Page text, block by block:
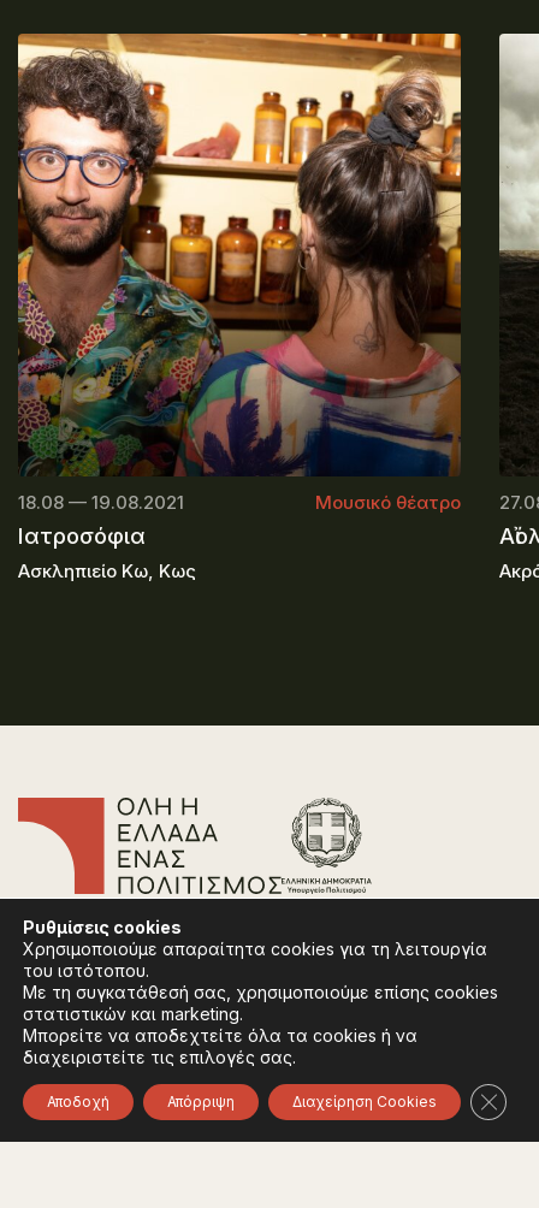
18.08 — 19.08.2021 Μουσικό θέατρο
Ιατροσόφια
Ασκληπιείο Κω, Κως
Συχνές Ερωτήσεις
Πολιτική Απορρήτου
Όροι Χρήσης
Πολιτική Cookies
Ακολουθήστε:InstagramFacebook
Ρυθμίσεις cookies
Χρησιμοποιούμε απαραίτητα cookies για τη λειτουργία
του ιστότοπου.
Με τη συγκατάθεσή σας, χρησιμοποιούμε επίσης cookies
στατιστικών και marketing.
Μπορείτε να αποδεχτείτε όλα τα cookies ή να
διαχειριστείτε τις επιλογές σας.
Αποδοχή Απόρριψη Διαχείρηση Cookies